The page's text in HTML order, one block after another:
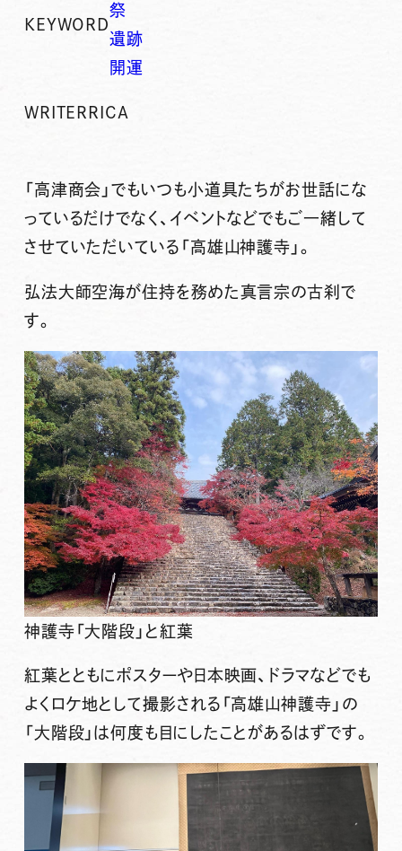
KEYWORD
祭
遺跡
開運
WRITER RICA
「高津商会」でもいつも小道具たちがお世話にな
っているだけでなく、イベントなどでもご一緒して
させていただいている「高雄山神護寺 」。
弘法大師空海が住持を務めた真言宗の古刹で
す。
神護寺「大階段」と紅葉
紅葉とともにポスターや日本映画、ドラマなどでも
よくロケ地として撮影される「高雄山神護寺」の
「大階段」は何度も目にしたことがあるはずです。